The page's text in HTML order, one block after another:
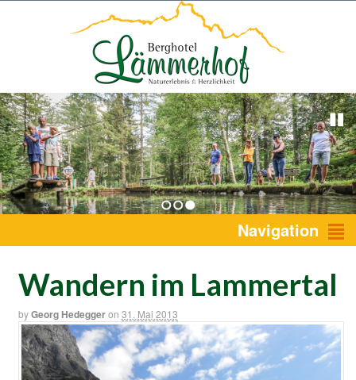
1 2 3 Navigation
Wandern im Lammertal
byGeorg Hedeggeron 31. Mai 2013